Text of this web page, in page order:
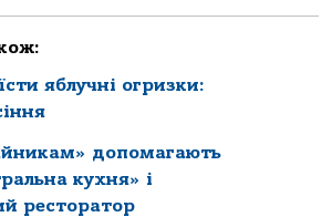
яблучні огризки:
допомагають
кухня» і
ресторатор